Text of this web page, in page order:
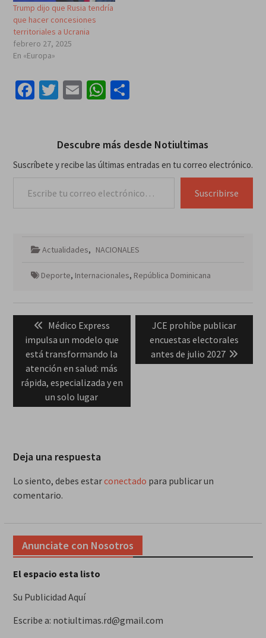
Trump dijo que Rusia tendría
que hacer concesiones
territoriales a Ucrania
febrero 27, 2025
En «Europa»
Facebook
Twitter
EmailWhatsApp
Compartir
Descubre más desde Notiultimas
Suscríbete y recibe las últimas entradas en tu correo electrónico.
Suscribirse
Actualidades, NACIONALES
Deporte, Internacionales, República Dominicana
Navegación
entradas
Previous
post:
Médico Express
impulsa un modelo que
está transformando la
atención en salud: más
rápida, especializada y en
un solo lugar
Next
post:
JCE prohíbe publicar
encuestas electorales
antes de julio 2027
Deja una respuesta
Lo siento, debes estarconectado para publicar un
comentario.
Anunciate con Nosotros
El espacio esta listo
Su Publicidad Aquí
Escribe a: notiultimas.rd@gmail.com